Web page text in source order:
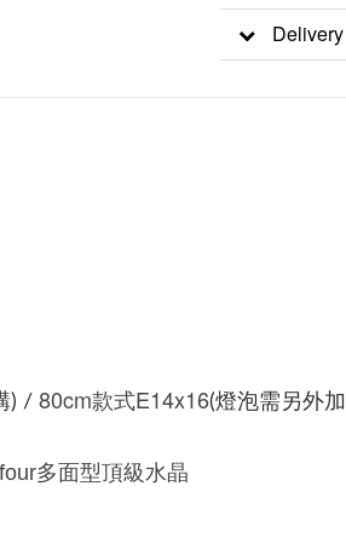
) / 80cm款式E14x16(燈泡需另外
多面型頂級水晶